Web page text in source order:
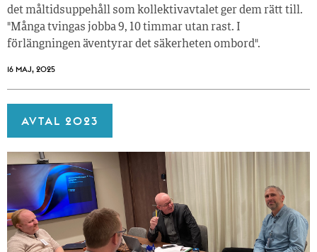
det måltidsuppehåll som kollektivavtalet ger dem rätt till.
"Många tvingas jobba 9, 10 timmar utan rast. I
förlängningen äventyrar det säkerheten ombord".
16 MAJ, 2025
AVTAL 2023